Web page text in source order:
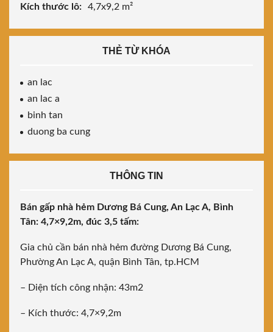
Kích thước lô:
4,7x9,2 m²
THẺ TỪ KHÓA
an lac
an lac a
binh tan
duong ba cung
THÔNG TIN
Bán gấp nhà hẻm Dương Bá Cung, An Lạc A, Bình
Tân: 4,7×9,2m, đúc 3,5 tấm:
Gia chủ cần bán nhà hẻm đường Dương Bá Cung,
Phường An Lạc A, quận Bình Tân, tp.HCM
– Diện tích công nhận: 43m2
– Kích thước: 4,7×9,2m